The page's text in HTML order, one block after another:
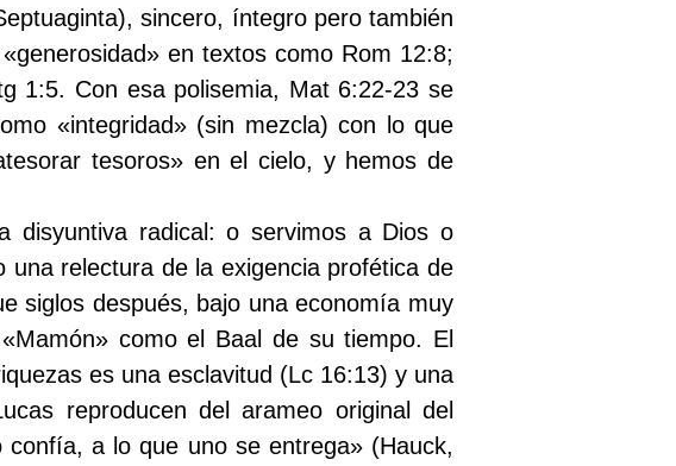
sincero, íntegro pero también
en textos como Rom 12:8;
1:5. Con esa polisemia, Mat 6:22-23 se
«integridad» (sin mezcla) con lo que
tesoros» en el cielo, y hemos de
disyuntiva radical: o servimos a Dios o
relectura de la exigencia profética de
siglos después, bajo una economía muy
como el Baal de su tiempo. El
es una esclavitud (Lc 16:13) y una
reproducen del arameo original del
a lo que uno se entrega» (Hauck,